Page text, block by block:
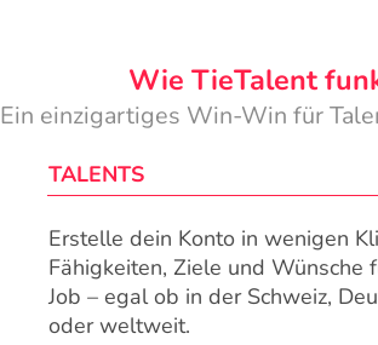
Wie TieTalent
Ein einzigartiges Win-Win für
TALENTS
Erstelle dein Konto in wenigen
Fähigkeiten, Ziele und Wünsche
Job – egal ob in der Schweiz,
oder weltweit.